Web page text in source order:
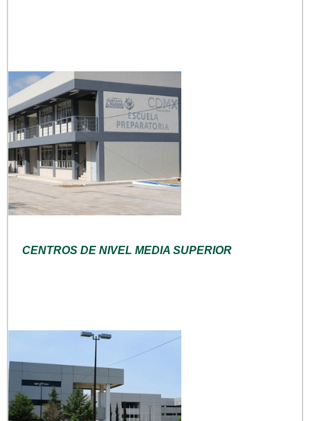
CENTROS DE NIVEL MEDIA SUPERIOR